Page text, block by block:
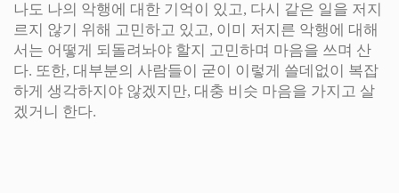
나도 나의 악행에 대한 기억이 있고, 다시 같은 일을 저지
르지 않기 위해 고민하고 있고, 이미 저지른 악행에 대해
서는 어떻게 되돌려놔야 할지 고민하며 마음을 쓰며 산
다. 또한, 대부분의 사람들이 굳이 이렇게 쓸데없이 복잡
하게 생각하지야 않겠지만, 대충 비슷 마음을 가지고 살
겠거니 한다.